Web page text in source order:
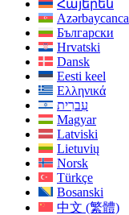
Հայերեն
Azərbaycanca
Български
Hrvatski
Dansk
Eesti keel
Ελληνικά
עִברִית
Magyar
Latviski
Lietuvių
Norsk
Türkçe
Bosanski
中文 (繁體)